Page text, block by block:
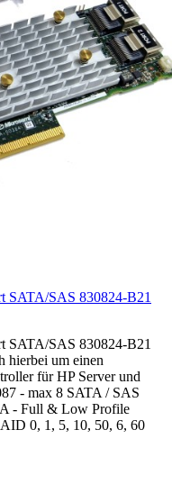
SATA/SAS 830824-B21
SATA/SAS 830824-B21
hierbei um einen
für HP Server und
- max 8 SATA / SAS
- Full & Low Profile
0, 1, 5, 10, 50, 6, 60